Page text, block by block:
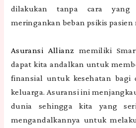
dilakukan tanpa cara yang
meringankan beban psikis
Asuransi Allianz memiliki
dapat kita andalkan untuk
finansial untuk kesehatan bagi
keluarga. Asuransi ini
dunia sehingga kita yang
mengandalkannya untuk